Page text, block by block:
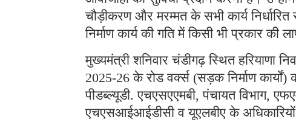
चौड़ीकरण और मरम्मत के सभी कार्य
निर्माण कार्य की गति में किसी भी प्रकार की
मुख्यमंत्री शनिवार चंडीगढ़ स्थित हरियाणा
2025-26 के रोड वर्क्स (सड़क निर्माण
पीडब्ल्यूडी. एचएसएएमबी, पंचायत विभाग,
एचएसआईआईडीसी व यूएलबीए के